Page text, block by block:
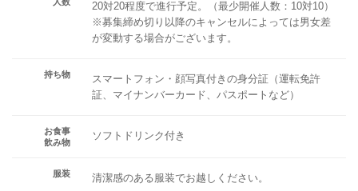
20対20程度で進行予定。（最少開催人数：10対10）
※募集締め切り以降のキャンセルによっては男女差
が変動する場合がございます。
持ち物
スマートフォン・顔写真付きの身分証（運転免許
証、マイナンバーカード、パスポートなど）
お食事
飲み物
ソフトドリンク付き
服装 清潔感のある服装でお越しください。